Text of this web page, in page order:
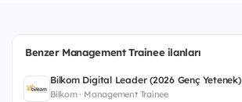
Benzer Management Trainee ilanları
Bilkom Digital Leader (2026 Genç Yetenek)
Bilkom · Management Trainee